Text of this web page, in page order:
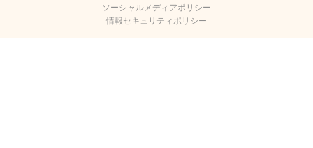
ソーシャルメディアポリシー
情報セキュリティポリシー